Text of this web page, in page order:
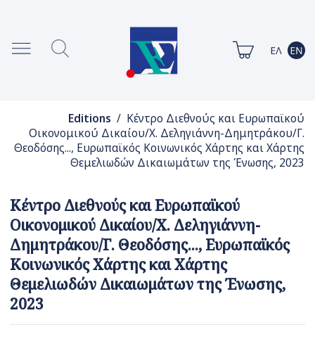
Editions / Κέντρο Διεθνούς και Ευρωπαϊκού
Οικονομικού Δικαίου/Χ. Δεληγιάννη-Δημητράκου/Γ.
Θεοδόσης..., Ευρωπαϊκός Κοινωνικός Χάρτης και Χάρτης
Θεμελιωδών Δικαιωμάτων της Ένωσης, 2023
Κέντρο Διεθνούς και Ευρωπαϊκού
Οικονομικού Δικαίου/Χ. Δεληγιάννη-
Δημητράκου/Γ. Θεοδόσης..., Ευρωπαϊκός
Κοινωνικός Χάρτης και Χάρτης
Θεμελιωδών Δικαιωμάτων της Ένωσης,
2023